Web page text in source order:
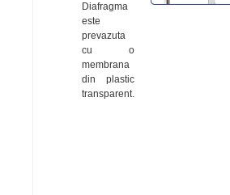
Diafragma
este
prevazuta
cu o
membrana
din plastic
transparent.